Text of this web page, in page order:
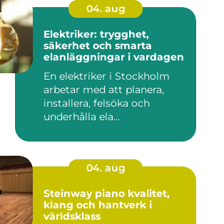
04. aug
Elektriker: trygghet,
säkerhet och smarta
elanläggningar i vardagen
En elektriker i Stockholm
arbetar med att planera,
installera, felsöka och
underhålla ela...
04. aug
Steinway piano kvalitet,
klang och hantverk i
världsklass